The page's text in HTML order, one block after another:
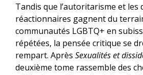
Tandis que l’autoritarisme et les
réactionnaires gagnent du
communautés LGBTQ+ en
répétées, la pensée critique se
rempart. Après Sexualités et
deuxième tome rassemble des